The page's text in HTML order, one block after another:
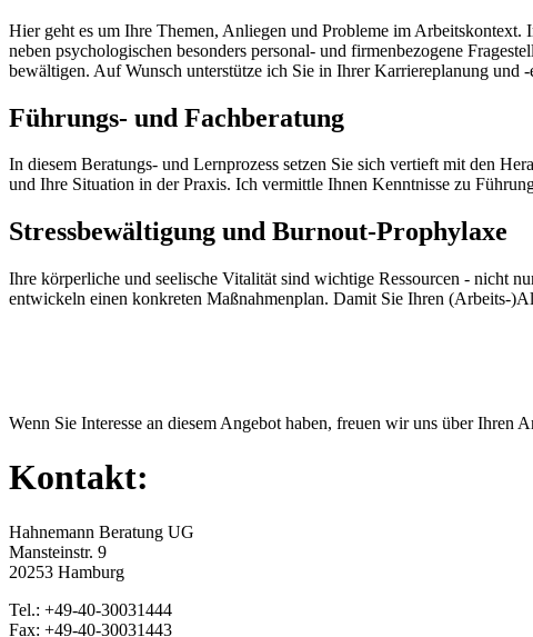
Hier geht es um Ihre Themen, Anliegen und Probleme im
neben psychologischen besonders personal- und firmenbezogene
bewältigen. Auf Wunsch unterstütze ich Sie in Ihrer Karriereplanung und
Führungs- und Fachberatung
In diesem Beratungs- und Lernprozess setzen Sie sich vertieft mit den
und Ihre Situation in der Praxis. Ich vermittle Ihnen Kenntnisse zu
Stressbewältigung und Burnout-Prophylaxe
Ihre körperliche und seelische Vitalität sind wichtige Ressourcen - nicht
entwickeln einen konkreten Maßnahmenplan. Damit Sie Ihren (Arbeits-
Wenn Sie Interesse an diesem Angebot haben, freuen wir uns über Ihren
Kontakt:
Hahnemann Beratung UG
Mansteinstr. 9
20253 Hamburg
Tel.: +49-40-30031444
Fax: +49-40-30031443